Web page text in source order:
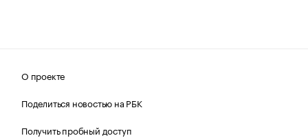
О проекте
Поделиться новостью на РБК
Получить пробный доступ